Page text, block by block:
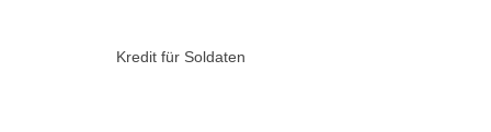
Kredit für Soldaten